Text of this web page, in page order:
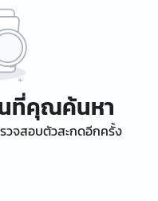
ที่คุณค้นหา
วจสอบตัวสะกดอีกครั้ง